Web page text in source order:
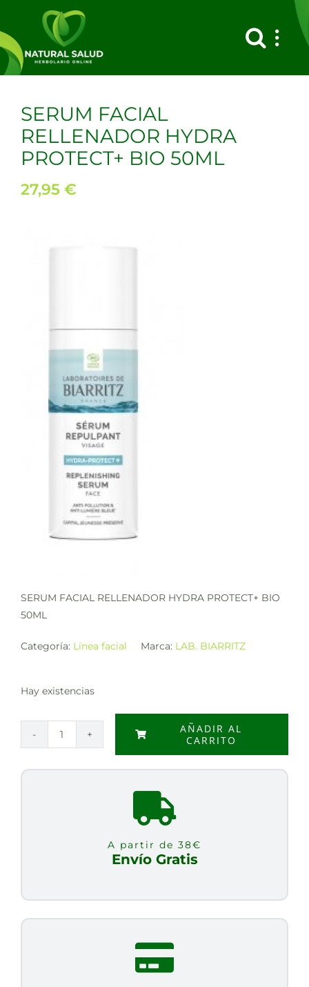
contenido
SERUM FACIAL
RELLENADOR HYDRA
PROTECT+ BIO 50ML
27,95 €
SERUM FACIAL RELLENADOR HYDRA PROTECT+ BIO
50ML
Categoría: Línea facial Marca: LAB. BIARRITZ
Hay existencias
SERUM
AÑADIR AL
CARRITO
A partir de 38€
Envío Gratis